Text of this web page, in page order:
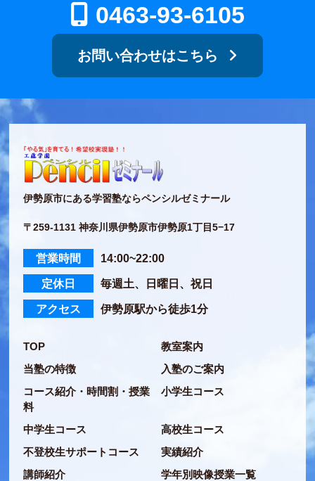
0463-93-6105
お問い合わせはこちら
伊勢原市にある学習塾ならペンシルゼミナール
〒259-1131 神奈川県伊勢原市伊勢原1丁目5−17
営業時間 14:00~22:00
定休日 毎週土、日曜日、祝日
アクセス 伊勢原駅から徒歩1分
TOP
教室案内
当塾の特徴
入塾のご案内
コース紹介・時間割・授業
料
小学生コース
中学生コース
高校生コース
不登校生サポートコース
実績紹介
講師紹介
学年別映像授業一覧